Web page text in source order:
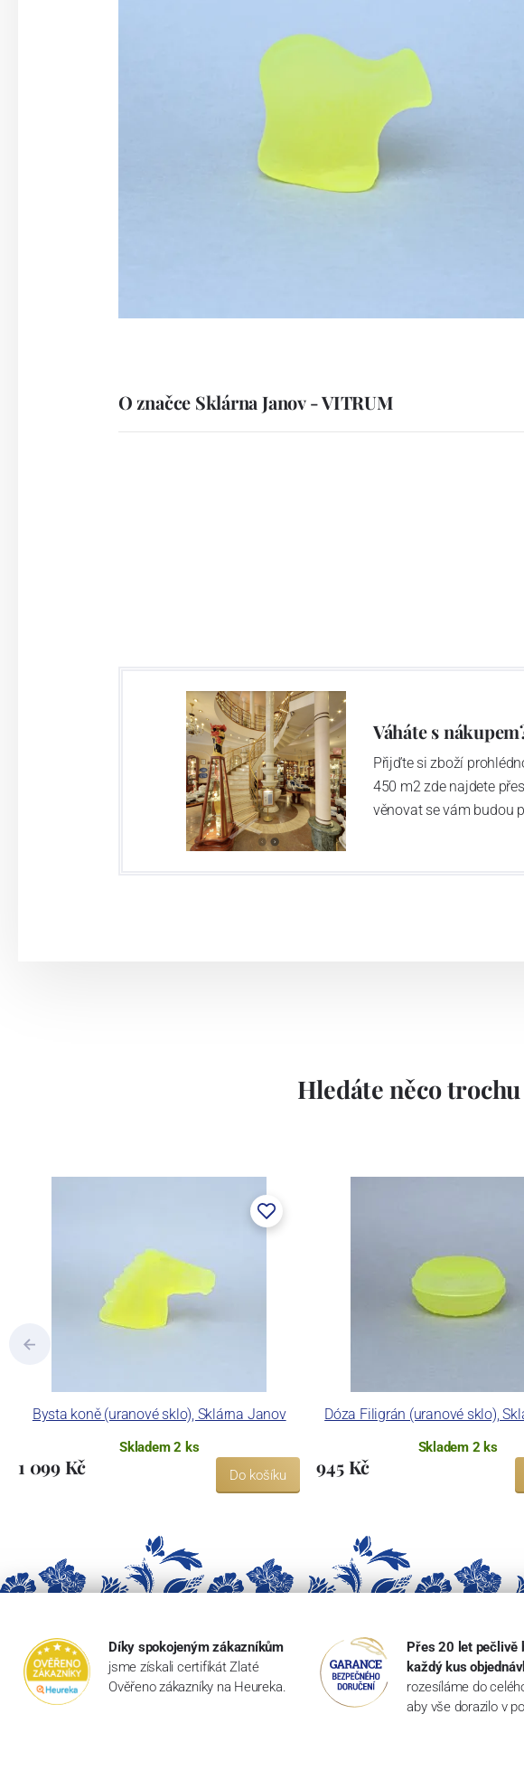
O značce Sklárna Janov - VITRUM
Váháte s
Přijďte si zboží
450 m2 zde najdete
věnovat se vám budou
Hledáte něco
Bysta koně (uranové sklo), Sklárna Janov
Skladem 2 ks
1 099 Kč Do košíku
Dóza Filigrán (uranové sklo),
Skladem 2 ks
945 Kč
Díky spokojeným zákazníkům
jsme získali certifikát Zlaté
Ověřeno zákazníky na Heureka.
Přes 20 let pečlivě
každý kus
rozesíláme do
aby vše dorazilo v